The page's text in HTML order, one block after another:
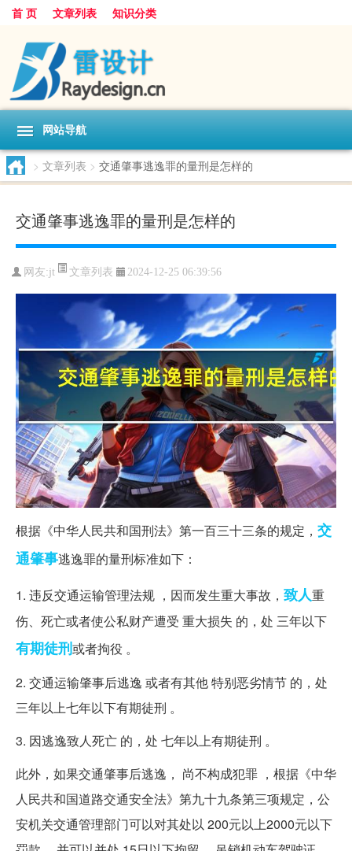
首 页 文章列表 知识分类
网站导航
> 文章列表 > 交通肇事逃逸罪的量刑是怎样的
交通肇事逃逸罪的量刑是怎样的
网友:jt 文章列表 2024-12-25 06:39:56
根据《中华人民共和国刑法》第一百三十三条的规定， 交
通肇事逃逸罪的量刑标准如下：
1. 违反交通运输管理法规 ，因而发生重大事故， 致人重
伤、死亡或者使公私财产遭受 重大损失 的，处 三年以下
有期徒刑或者拘役 。
2. 交通运输肇事后逃逸 或者有其他 特别恶劣情节 的，处
三年以上七年以下有期徒刑 。
3. 因逃逸致人死亡 的，处 七年以上有期徒刑 。
此外，如果交通肇事后逃逸， 尚不构成犯罪 ，根据《中华
人民共和国道路交通安全法》第九十九条第三项规定，公
安机关交通管理部门可以对其处以 200元以上2000元以下